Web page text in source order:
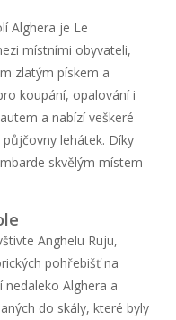
Alghera je Le
místními obyvateli,
zlatým pískem a
koupání, opalování i
a nabízí veškeré
lehátek. Díky
skvělým místem
Anghelu Ruju,
pohřebišť na
nedaleko Alghera a
do skály, které byly